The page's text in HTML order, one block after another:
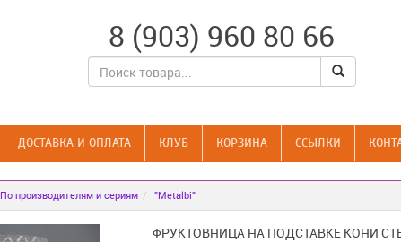
8 (903) 960 80 66
ДОСТАВКА И ОПЛАТА КЛУБ КОРЗИНА CСЫЛКИ
По производителям и сериям "Metalbi"
ФРУКТОВНИЦА НА ПОДСТАВКЕ КОНИ